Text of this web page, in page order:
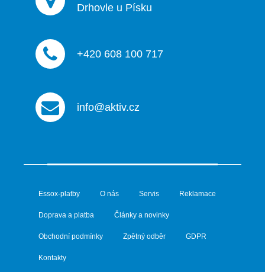
Drhovle u Písku
+420 608 100 717
info@aktiv.cz
Essox-platby O nás Servis Reklamace
Doprava a platba Články a novinky
Obchodní podmínky Zpětný odběr GDPR
Kontakty